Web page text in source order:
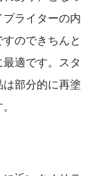
ライターの内
のできちんと
適です。スタ
部分的に再塗